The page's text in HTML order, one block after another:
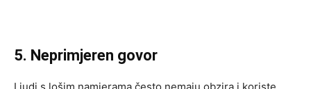
5. Neprimjeren govor